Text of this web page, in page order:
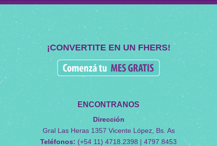
¡CONVERTITE EN UN FHERS!
ENCONTRANOS
Dirección
Gral Las Heras 1357 Vicente López, Bs. As
Teléfonos: (+54 11) 4718.2398 | 4797.8453